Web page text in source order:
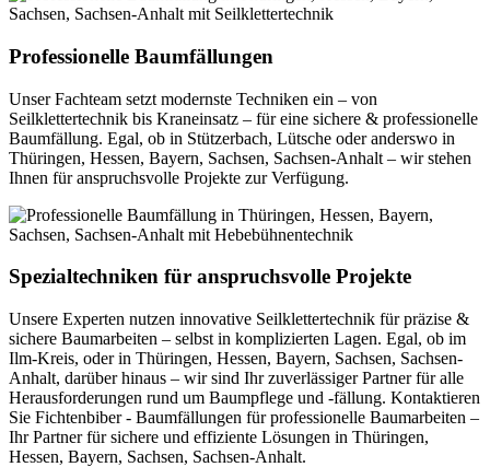
Professionelle Baumfällungen
Unser Fachteam setzt modernste Techniken ein – von
Seilklettertechnik bis Kraneinsatz – für eine sichere & professionelle
Baumfällung. Egal, ob in Stützerbach, Lütsche oder anderswo in
Thüringen, Hessen, Bayern, Sachsen, Sachsen-Anhalt – wir stehen
Ihnen für anspruchsvolle Projekte zur Verfügung.
Spezialtechniken für anspruchsvolle Projekte
Unsere Experten nutzen innovative Seilklettertechnik für präzise &
sichere Baumarbeiten – selbst in komplizierten Lagen. Egal, ob im
Ilm-Kreis, oder in Thüringen, Hessen, Bayern, Sachsen, Sachsen-
Anhalt, darüber hinaus – wir sind Ihr zuverlässiger Partner für alle
Herausforderungen rund um Baumpflege und -fällung. Kontaktieren
Sie Fichtenbiber - Baumfällungen für professionelle Baumarbeiten –
Ihr Partner für sichere und effiziente Lösungen in Thüringen,
Hessen, Bayern, Sachsen, Sachsen-Anhalt.